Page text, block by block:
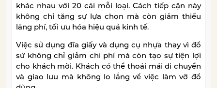
khác nhau với 20 cái mỗi loại. Cách tiếp cận này
không chỉ tăng sự lựa chọn mà còn giảm thiểu
lãng phí, tối ưu hóa hiệu quả kinh tế.
Việc sử dụng đĩa giấy và dụng cụ nhựa thay vì đồ
sứ không chỉ giảm chi phí mà còn tạo sự tiện lợi
cho khách mời. Khách có thể thoải mái di chuyển
và giao lưu mà không lo lắng về việc làm vỡ đồ